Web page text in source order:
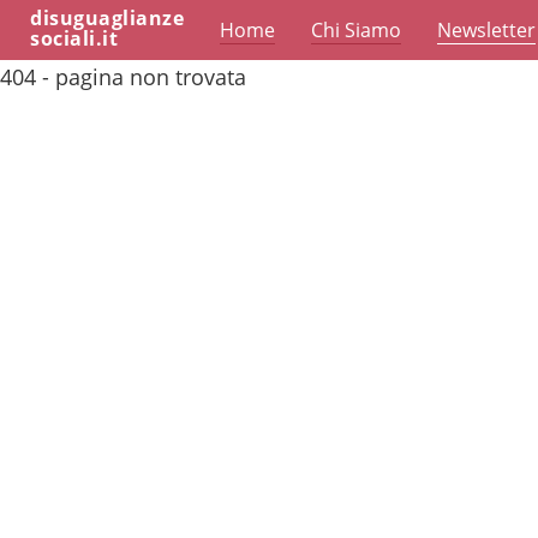
disuguaglianze
sociali.it Home Chi Siamo Newsletter
404 - pagina non trovata